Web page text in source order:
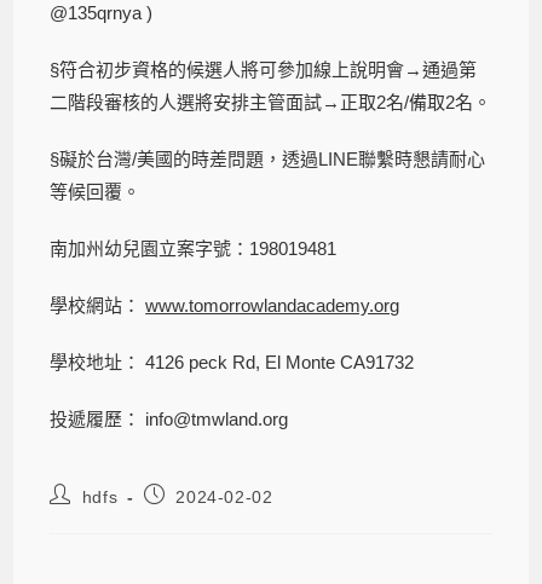
@135qrnya )
§符合初步資格的候選人將可參加線上說明會→通過第
二階段審核的人選將安排主管面試→正取2名/備取2名。
§礙於台灣/美國的時差問題，透過LINE聯繫時懇請耐心
等候回覆。
南加州幼兒園立案字號：198019481
學校網站：www.tomorrowlandacademy.org
學校地址： 4126 peck Rd, El Monte CA91732
投遞履歷： info@tmwland.org
hdfs 2024-02-02